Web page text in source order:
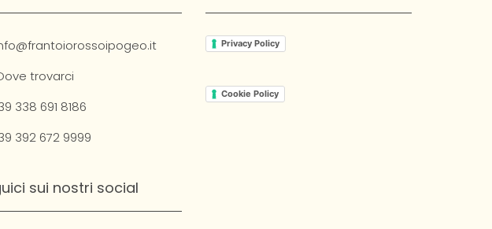
trovarci
338 691 8186
392 672 9999
sui nostri social
Privacy Policy
Cookie Policy